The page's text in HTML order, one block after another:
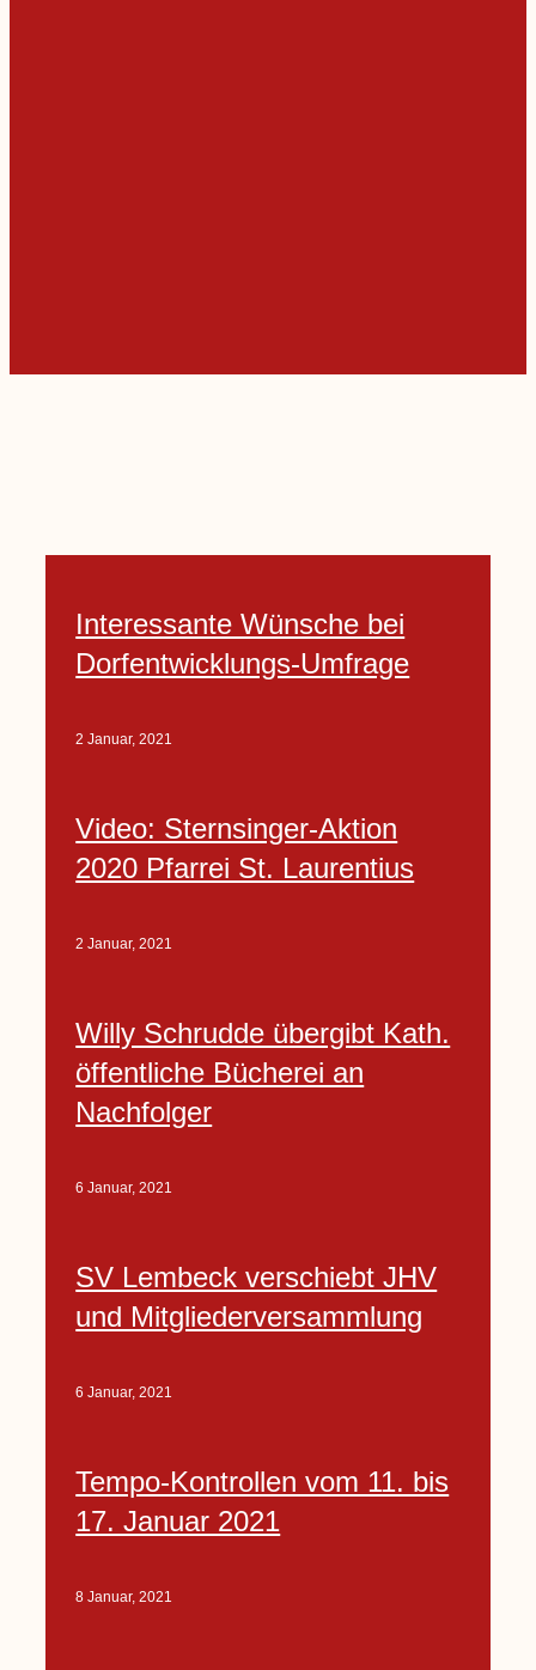
Interessante Wünsche bei
Dorfentwicklungs-Umfrage
2 Januar, 2021
Video: Sternsinger-Aktion
2020 Pfarrei St. Laurentius
2 Januar, 2021
Willy Schrudde übergibt Kath.
öffentliche Bücherei an
Nachfolger
6 Januar, 2021
SV Lembeck verschiebt JHV
und Mitgliederversammlung
6 Januar, 2021
Tempo-Kontrollen vom 11. bis
17. Januar 2021
8 Januar, 2021